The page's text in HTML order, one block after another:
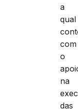
a
qual
com
o
na
das